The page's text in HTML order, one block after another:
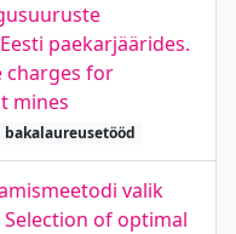
paekarjäärides.
charges for
mines
bakalaureusetööd
valik
of optimal